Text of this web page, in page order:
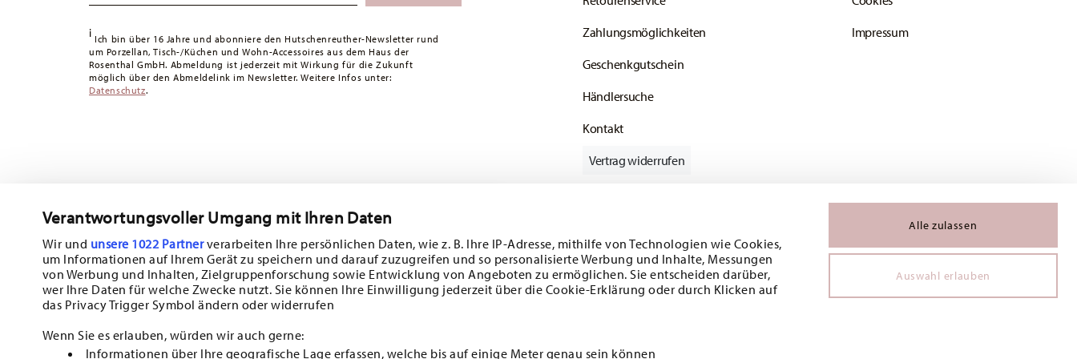
Verantwortungsvoller Umgang mit Ihren Daten
Wir und unsere 1022 Partnerverarbeiten Ihre persönlichen Daten, wie z. B. Ihre IP-Adresse, mithilfe von Technologien wie Cookies,
um Informationen auf Ihrem Gerät zu speichern und darauf zuzugreifen und so personalisierte Werbung und Inhalte, Messungen
von Werbung und Inhalten, Zielgruppenforschung sowie Entwicklung von Angeboten zu ermöglichen. Sie entscheiden darüber,
wer Ihre Daten für welche Zwecke nutzt. Sie können Ihre Einwilligung jederzeit über die Cookie-Erklärung oder durch Klicken auf
das Privacy Trigger Symbol ändern oder widerrufen
Wenn Sie es erlauben, würden wir auch gerne:
Informationen über Ihre geografische Lage erfassen, welche bis auf einige Meter genau sein können
Alle zulassen
Auswahl erlauben
Lieferzeit innerhalb Deutschlands:3-5 Werktage für vorrätige Artikel. Sie können die Lieferzeiten in
andere Länderhier einsehen.
Retouren:Für Retouren nutzen Sie bitte unserenRetourenservice
i Ich bin über 16 Jahre und abonniere den Hutschenreuther-Newsletter rund
um Porzellan, Tisch-/Küchen und Wohn-Accessoires aus dem Haus der
Rosenthal GmbH. Abmeldung ist jederzeit mit Wirkung für die Zukunft
möglich über den Abmeldelink im Newsletter. Weitere Infos unter:
Datenschutz.
Zahlungsmöglichkeiten
Geschenkgutschein
Händlersuche
Kontakt
Impressum
Vertrag widerrufen
Folgen Sie uns auf
Design & Funktionalität für Ihr Zuhause
Abonnieren Sie unseren Newsletter und erhalten Sie einen Rabatt im Wert von
10%!
Halten Sie sich über Neuigkeiten, Trends und
Sonderangebote auf dem Laufenden.
Insert your email to register for the newsletters